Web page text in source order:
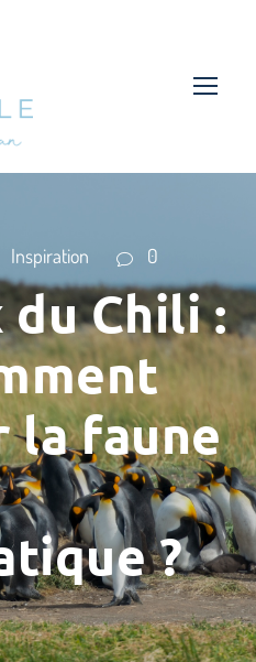
Inspiration 0
Chili :
la faune
?